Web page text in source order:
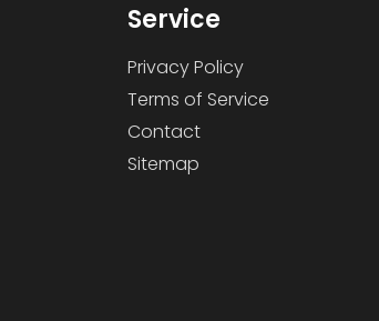
Service
Privacy Policy
Terms of Service
Contact
Sitemap